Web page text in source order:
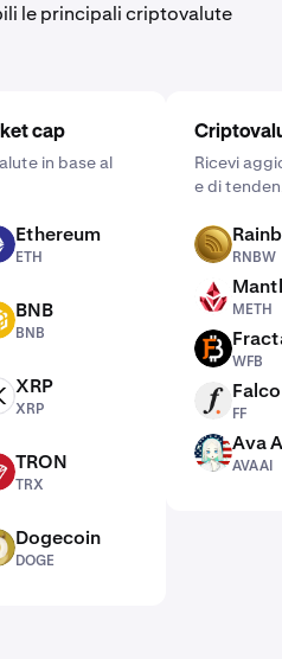
le principali criptovalute
cap
in base al
Ethereum
ETH
BNB
BNB
XRP
XRP
TRON
TRX
Dogecoin
DOGE
Ricevi
e di
RNBW
RNBW
METH
METH
WFB
WFB
FF
FF
AVAAI Ava
AVAAI